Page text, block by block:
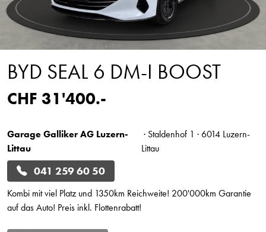
BYD SEAL 6 DM-I BOOST
CHF 31'400.-
Garage Galliker AG Luzern-
Littau
· Staldenhof 1 · 6014 Luzern-
Littau
041 259 60 50
Kombi mit viel Platz und 1350km Reichweite! 200'000km Garantie
auf das Auto! Preis inkl. Flottenrabatt!